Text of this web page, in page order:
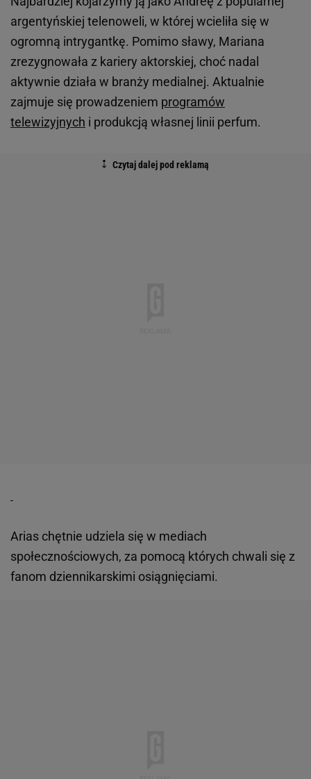
argentyńskiej telenoweli, w której wcieliła się w
ogromną intrygantkę. Pomimo sławy, Mariana
zrezygnowała z kariery aktorskiej, choć nadal
aktywnie działa w branży medialnej. Aktualnie
zajmuje się prowadzeniem programów
telewizyjnych i produkcją własnej linii perfum.
Arias chętnie udziela się w mediach
społecznościowych, za pomocą których chwali się z
fanom dziennikarskimi osiągnięciami.